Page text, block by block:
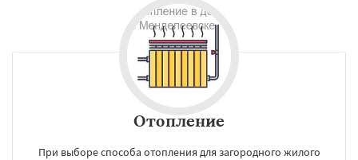
Отопление
При выборе способа отопления для загородного жилого